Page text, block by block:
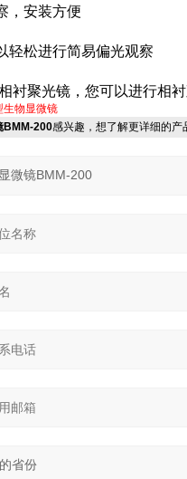
，安装方便
轻松进行简易偏光观察
衬聚光镜，您可以进行相
生物显微镜
BMM-200感兴趣，想了解更详细的产